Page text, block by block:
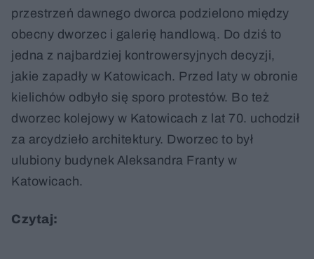
przestrzeń dawnego dworca podzielono między
obecny dworzec i galerię handlową. Do dziś to
jedna z najbardziej kontrowersyjnych decyzji,
jakie zapadły w Katowicach. Przed laty w obronie
kielichów odbyło się sporo protestów. Bo też
dworzec kolejowy w Katowicach z lat 70. uchodził
za arcydzieło architektury. Dworzec to był
ulubiony budynek Aleksandra Franty w
Katowicach.
Czytaj: